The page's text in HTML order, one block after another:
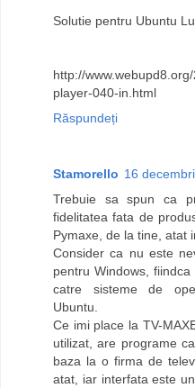
Solutie pentru Ubuntu
http://
player-040-in.html
Răspundeți
Stamorello 16
Trebuie sa spun ca
fidelitatea fata de
Pymaxe, de la tine, atat
Consider ca nu este
pentru Windows,
catre sisteme de
Ubuntu.
Ce imi place la TV-
utilizat, are programe
baza la o firma de
atat, iar interfata este